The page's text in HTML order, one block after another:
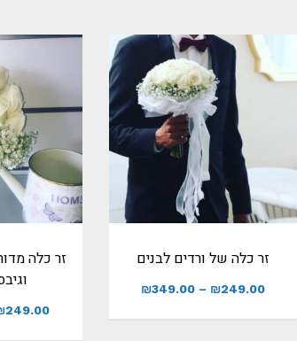
זר כלה של ורדים לבנים
₪249.00
–
₪349.00
זר כלה
249.00